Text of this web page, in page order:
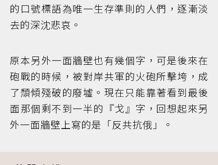
的口號標語為唯一生存準則的人們，逐漸淡
去的深沈悲哀。
原本另外一面牆壁也有幾個字，可是後來在
砲戰的時候，被對岸共軍的火砲所擊垮，成
了頹傾殘破的廢墟。現在只能靠著看到最後
面那個剩不到一半的『戈』字，回想起來另
外一面牆壁上寫的是「反共抗俄」。